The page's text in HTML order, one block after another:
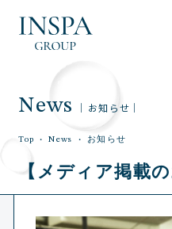
News ｜お知らせ｜
Top News お知らせ
【メディア掲載の